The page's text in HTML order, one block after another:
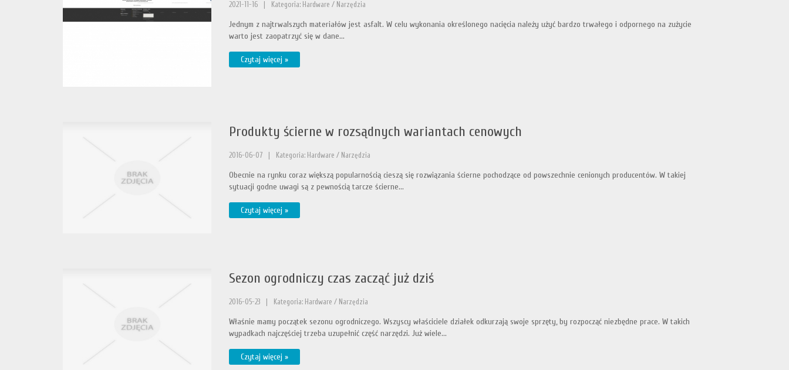
2021-11-16 Kategoria: Hardware / Narzędzia
Jednym z najtrwalszych materiałów jest asfalt. W celu wykonania określonego nacięcia należy użyć bardzo trwałego i odpornego na zużycie
warto jest zaopatrzyć się w dane...
Czytaj więcej »
Produkty ścierne w rozsądnych wariantach cenowych
2016-06-07 Kategoria: Hardware / Narzędzia
Obecnie na rynku coraz większą popularnością cieszą się rozwiązania ścierne pochodzące od powszechnie cenionych producentów. W takiej
sytuacji godne uwagi są z pewnością tarcze ścierne...
Czytaj więcej »
Sezon ogrodniczy czas zacząć już dziś
2016-05-23 Kategoria: Hardware / Narzędzia
Właśnie mamy początek sezonu ogrodniczego. Wszyscy właściciele działek odkurzają swoje sprzęty, by rozpocząć niezbędne prace. W takich
wypadkach najczęściej trzeba uzupełnić część narzędzi. Już wiele...
Czytaj więcej »